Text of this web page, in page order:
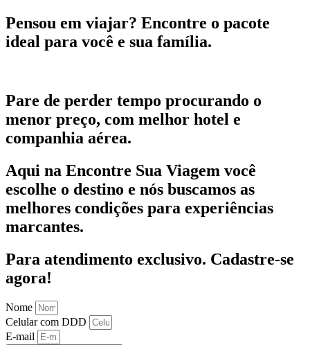
Pensou em viajar? Encontre o pacote
ideal para você e sua família.
Pare de perder tempo procurando o
menor preço, com melhor hotel e
companhia aérea.
Aqui na Encontre Sua Viagem você
escolhe o destino e nós buscamos as
melhores condições para experiências
marcantes.
Para atendimento exclusivo. Cadastre-se
agora!
Nome
Celular com DDD
E-mail